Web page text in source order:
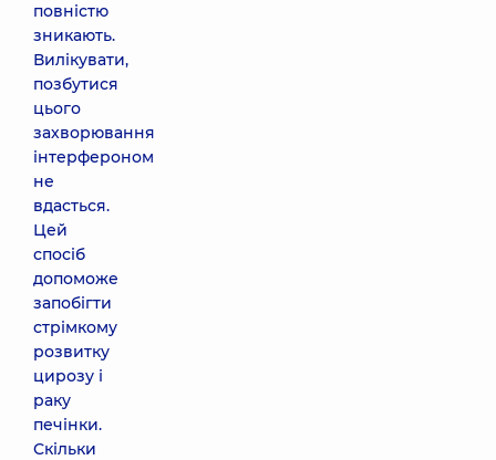
повністю
зникають.
Вилікувати,
позбутися
цього
захворювання
інтерфероном
не
вдасться.
Цей
спосіб
допоможе
запобігти
стрімкому
розвитку
цирозу і
раку
печінки.
Скільки